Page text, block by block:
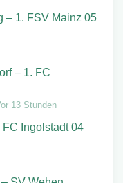
– 1. FSV Mainz 05
– 1. FC
13 Stunden
Ingolstadt 04